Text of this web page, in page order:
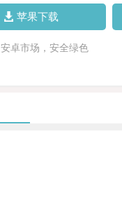
苹果下载
安卓市场，安全绿色